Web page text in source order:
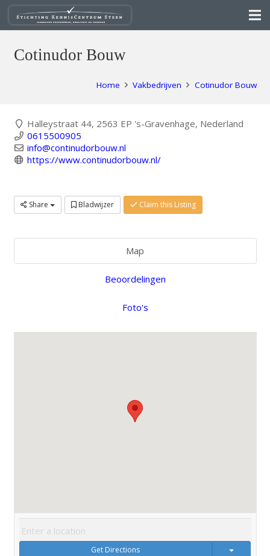
Cotinudor Bouw
Home Vakbedrijven Cotinudor Bouw
Halleystraat 44, 2563 EP 's-Gravenhage, Nederland
0615500905
info@continudorbouw.nl
https://www.continudorbouw.nl/
Share Bladwijzer Claim this Listing
Map
Beoordelingen
Foto's
Get Directions